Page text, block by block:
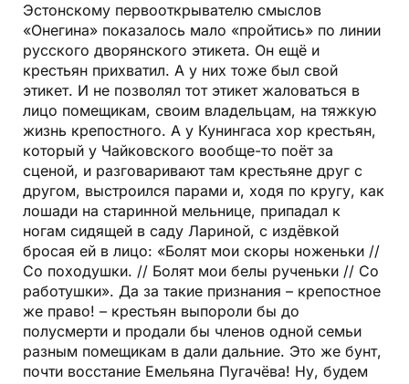
Эстонскому первооткрывателю смыслов
«Онегина» показалось мало «пройтись» по линии
русского дворянского этикета. Он ещё и
крестьян прихватил. А у них тоже был свой
этикет. И не позволял тот этикет жаловаться в
лицо помещикам, своим владельцам, на тяжкую
жизнь крепостного. А у Кунингаса хор крестьян,
который у Чайковского вообще-то поёт за
сценой, и разговаривают там крестьяне друг с
другом, выстроился парами и, ходя по кругу, как
лошади на старинной мельнице, припадал к
ногам сидящей в саду Лариной, с издёвкой
бросая ей в лицо: «Болят мои скоры ноженьки //
Со походушки. // Болят мои белы рученьки // Со
работушки». Да за такие признания – крепостное
же право! – крестьян выпороли бы до
полусмерти и продали бы членов одной семьи
разным помещикам в дали дальние. Это же бунт,
почти восстание Емельяна Пугачёва! Ну, будем